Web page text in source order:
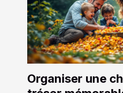
Organiser une